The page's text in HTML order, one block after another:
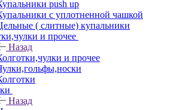
push up
с уплотненной чашкой
( слитные) купальники
и прочее
Назад
и прочее
Назад